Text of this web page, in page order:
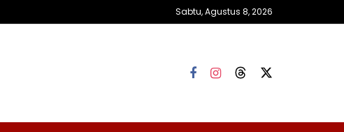
Sabtu, Agustus 8, 2026